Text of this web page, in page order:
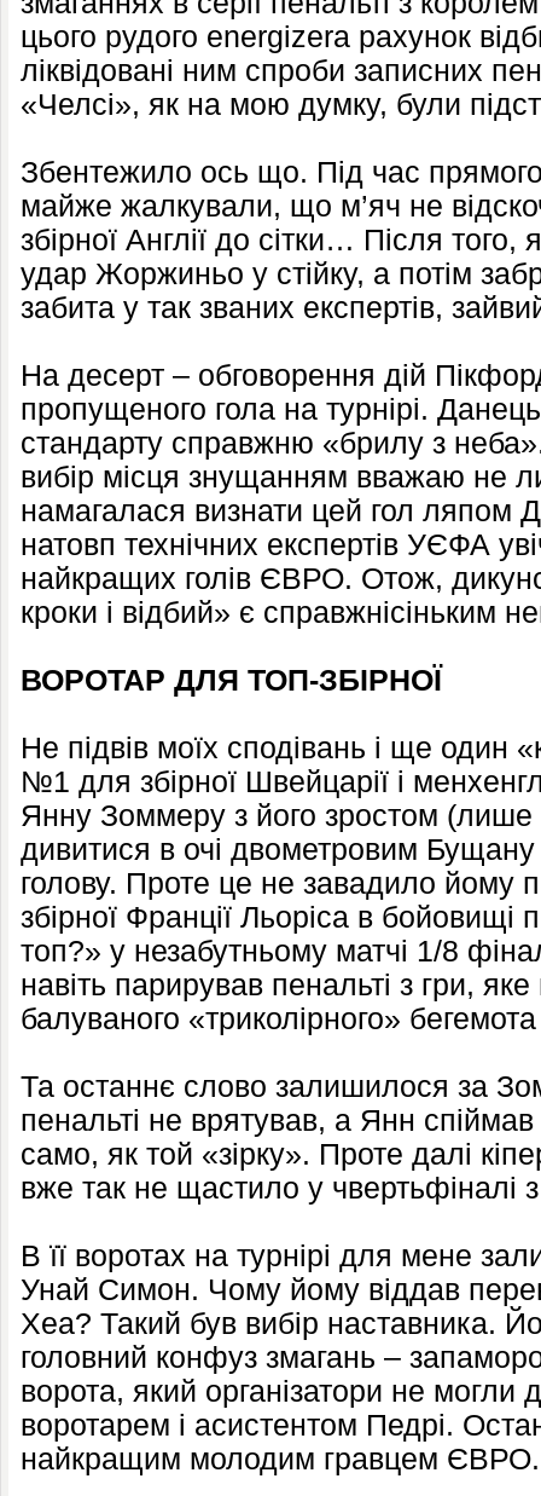
цього рудого еnergizerа рахунок
ліквідовані ним спроби записних
«Челсі», як на мою думку, були
Збентежило ось що. Під час
майже жалкували, що м’яч не
збірної Англії до сітки… Після
удар Жоржиньо у стійку, а потім
забита у так званих експертів,
На десерт – обговорення дій
пропущеного гола на турнірі.
стандарту справжню «брилу з
вибір місця знущанням вважаю не
намагалася визнати цей гол ляпом
натовп технічних експертів УЄФА
найкращих голів ЄВРО. Отож,
кроки і відбий» є справжнісіньким
ВОРОТАР ДЛЯ ТОП-ЗБІРНОЇ
Не підвів моїх сподівань і ще один
№1 для збірної Швейцарії і
Янну Зоммеру з його зростом
дивитися в очі двометровим
голову. Проте це не завадило йому
збірної Франції Льоріса в бойовищі
топ?» у незабутньому матчі 1/8
навіть парирував пенальті з гри,
балуваного «триколірного»
Та останнє слово залишилося за
пенальті не врятував, а Янн
само, як той «зірку». Проте далі
вже так не щастило у чвертьфіналі
В її воротах на турнірі для мене
Унай Симон. Чому йому віддав
Хеа? Такий був вибір наставника.
головний конфуз змагань –
ворота, який організатори не могли
воротарем і асистентом Педрі.
найкращим молодим гравцем ЄВРО.